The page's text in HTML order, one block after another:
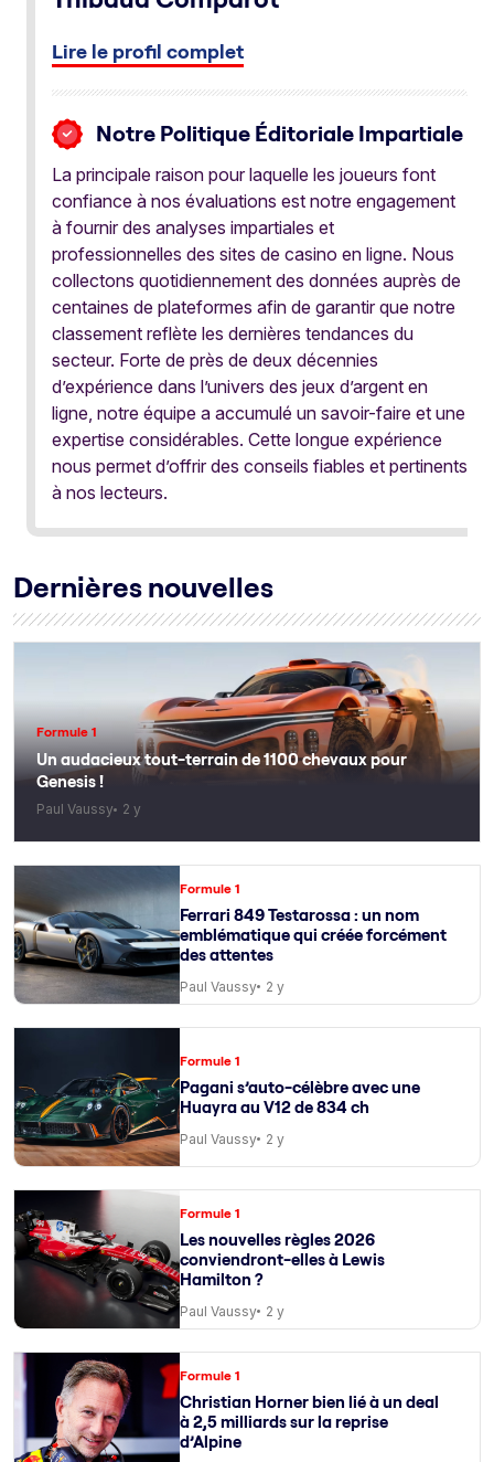
Lire le profil complet
Notre Politique Éditoriale Impartiale
La principale raison pour laquelle les joueurs font
confiance à nos évaluations est notre engagement
à fournir des analyses impartiales et
professionnelles des sites de casino en ligne. Nous
collectons quotidiennement des données auprès de
centaines de plateformes afin de garantir que notre
classement reflète les dernières tendances du
secteur. Forte de près de deux décennies
d’expérience dans l’univers des jeux d’argent en
ligne, notre équipe a accumulé un savoir-faire et une
expertise considérables. Cette longue expérience
nous permet d’offrir des conseils fiables et pertinents
à nos lecteurs.
Dernières nouvelles
Formule 1
Un audacieux tout-terrain de 1100 chevaux pour
Genesis !
Paul Vaussy 2 y
Formule 1
Ferrari 849 Testarossa : un nom
emblématique qui créée forcément
des attentes
Paul Vaussy 2 y
Formule 1
Pagani s’auto-célèbre avec une
Huayra au V12 de 834 ch
Paul Vaussy 2 y
Formule 1
Les nouvelles règles 2026
conviendront-elles à Lewis
Hamilton ?
Paul Vaussy 2 y
Formule 1
Christian Horner bien lié à un deal
à 2,5 milliards sur la reprise
d’Alpine